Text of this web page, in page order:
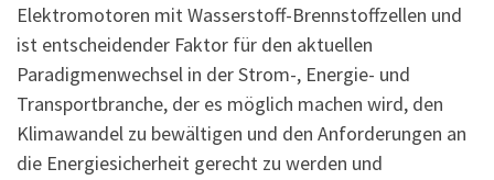
Elektromotoren mit Wasserstoff-Brennstoffzellen und
ist entscheidender Faktor für den aktuellen
Paradigmenwechsel in der Strom-, Energie- und
Transportbranche, der es möglich machen wird, den
Klimawandel zu bewältigen und den Anforderungen an
die Energiesicherheit gerecht zu werden und